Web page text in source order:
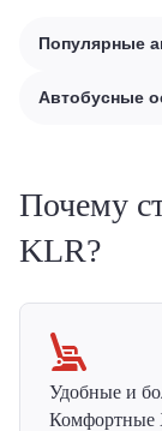
Популярные
Автобусные
Почему
KLR?
Удобные и
Комфортные